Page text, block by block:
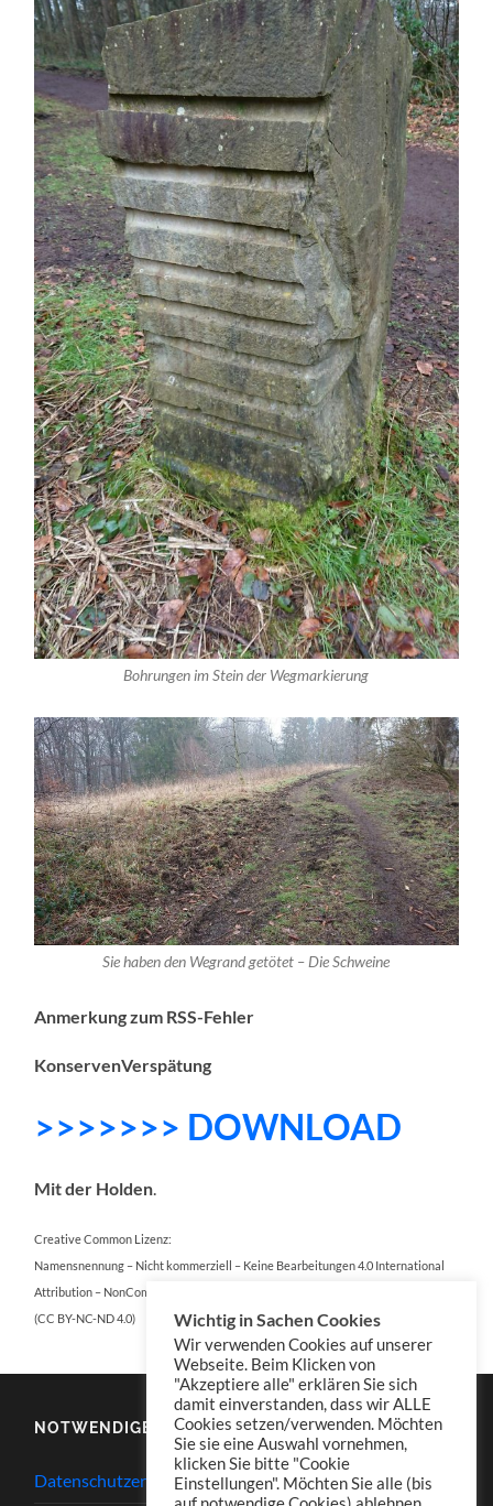
Bohrungen im Stein der Wegmarkierung
Sie haben den Wegrand getötet – Die Schweine
Anmerkung zum RSS-Fehler
KonservenVerspätung
>>>>>>> DOWNLOAD
Mit der Holden.
Creative Common Lizenz:
Namensnennung – Nicht kommerziell – Keine Bearbeitungen 4.0 International
Attribution – NonCommercial – NoDerivatives 4.0 International
(CC BY-NC-ND 4.0)
NOTWENDIGES
Datenschutzerklärung
Wichtig in Sachen Cookies
Wir verwenden Cookies auf unserer
Webseite. Beim Klicken von
"Akzeptiere alle" erklären Sie sich
damit einverstanden, dass wir ALLE
Cookies setzen/verwenden. Möchten
Sie sie eine Auswahl vornehmen,
klicken Sie bitte "Cookie
Einstellungen". Möchten Sie alle (bis